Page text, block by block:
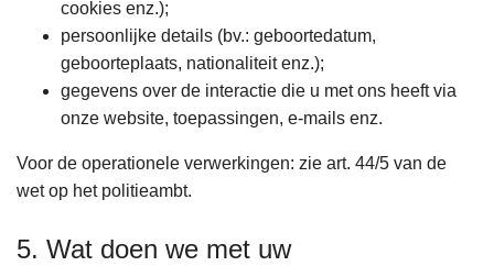
cookies enz.);
persoonlijke details (bv.: geboortedatum,
geboorteplaats, nationaliteit enz.);
gegevens over de interactie die u met ons heeft via
onze website, toepassingen, e-mails enz.
Voor de operationele verwerkingen: zie art. 44/5 van de
wet op het politieambt.
5. Wat doen we met uw